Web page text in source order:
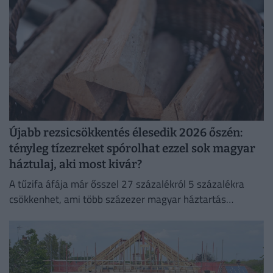
Újabb rezsicsökkentés élesedik 2026 őszén:
tényleg tízezreket spórolhat ezzel sok magyar
háztulaj, aki most kivár?
A tűzifa áfája már ősszel 27 százalékról 5 százalékra
csökkenhet, ami több százezer magyar háztartás